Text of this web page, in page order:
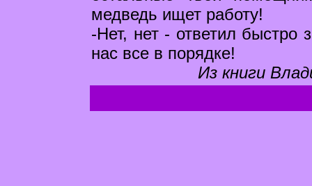
медведь ищет работу!
-Нет, нет - ответил быстро
нас все в порядке!
Из книги